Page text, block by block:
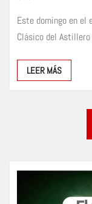
Este domingo en el
Clásico del
LEER MÁS
de